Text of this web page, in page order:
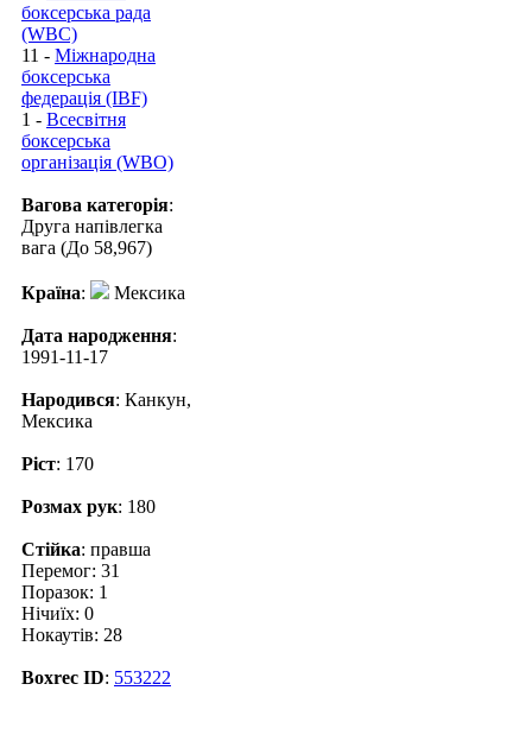
боксерська рада
(WBC)
11 - Міжнародна
боксерська
федерація (IBF)
1 - Всесвітня
боксерська
організація (WBO)
Вагова категорія:
Друга напівлегка
вага (До 58,967)
Країна: Мексика
Дата народження:
1991-11-17
Народився: Канкун,
Мексика
Ріст: 170
Розмах рук: 180
Стійка: правша
Перемог: 31
Поразок: 1
Нічиїх: 0
Нокаутів: 28
Boxrec ID: 553222